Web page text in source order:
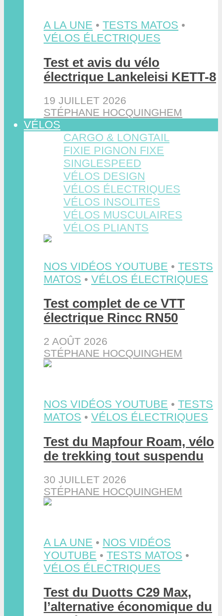
A LA UNE • TESTS MATOS •
VÉLOS ÉLECTRIQUES
Test et avis du vélo
électrique Lankeleisi KETT-8
19 JUILLET 2026
STÉPHANE HOCQUINGHEM
VÉLOS
CARGO & LONGTAIL
FIXIE PIGNON FIXE
SINGLESPEED
VÉLOS DESIGN
VÉLOS ÉLECTRIQUES
VÉLOS INSOLITES
VÉLOS MUSCULAIRES
VÉLOS PLIANTS
NOS VIDÉOS YOUTUBE • TESTS
MATOS • VÉLOS ÉLECTRIQUES
Test complet de ce VTT
électrique Rincc RN50
2 AOÛT 2026
STÉPHANE HOCQUINGHEM
NOS VIDÉOS YOUTUBE • TESTS
MATOS • VÉLOS ÉLECTRIQUES
Test du Mapfour Roam, vélo
de trekking tout suspendu
30 JUILLET 2026
STÉPHANE HOCQUINGHEM
A LA UNE • NOS VIDÉOS
YOUTUBE • TESTS MATOS •
VÉLOS ÉLECTRIQUES
Test du Duotts C29 Max,
l’alternative économique du